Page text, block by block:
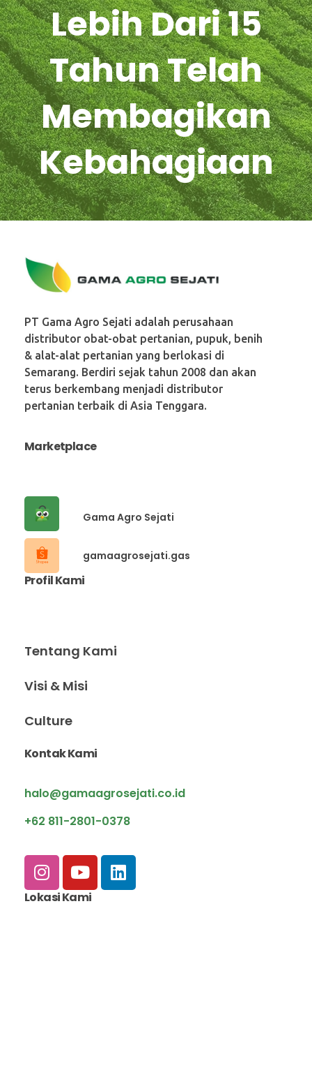
Lebih Dari 15
Tahun Telah
Membagikan
Kebahagiaan
PT Gama Agro Sejati adalah perusahaan
distributor obat-obat pertanian, pupuk, benih
& alat-alat pertanian yang berlokasi di
Semarang. Berdiri sejak tahun 2008 dan akan
terus berkembang menjadi distributor
pertanian terbaik di Asia Tenggara.
Marketplace
Gama Agro Sejati
gamaagrosejati.gas
Profil Kami
Tentang Kami
Visi & Misi
Culture
Kontak Kami
halo@gamaagrosejati.co.id
+62 811-2801-0378
Lokasi Kami